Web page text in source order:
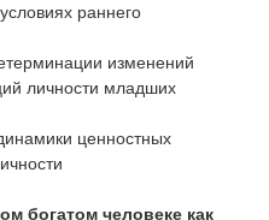
раннего
изменений
личности младших
ценностных
богатом человеке как